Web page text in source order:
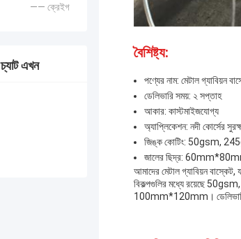
—— ক্রেইগ
এখন
বৈশিষ্ট্য:
পণ্যের নাম: মেটাল গ্যাবিয়ন
ডেলিভারি সময়: ২ সপ্তাহ
আকার: কাস্টমাইজযোগ্য
অ্যাপ্লিকেশন: নদী কোর্সের
জিঙ্ক কোটিং: 50gsm,
জালের ছিদ্র:
আমাদের মেটাল গ্যাবিয়ন
বিকল্পগুলির মধ্যে রয়েছে
100mm*120mm।